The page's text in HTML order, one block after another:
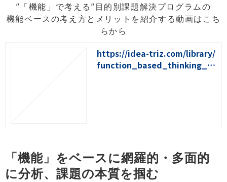
”「機能」で考える”目的別課題解決プログラムの
機能ベースの考え方とメリットを紹介する動画はこち
らから
https://idea-triz.com/library/
function_based_thinking_vi
「機能」をベースに網羅的・多面的
に分析、課題の本質を掴む